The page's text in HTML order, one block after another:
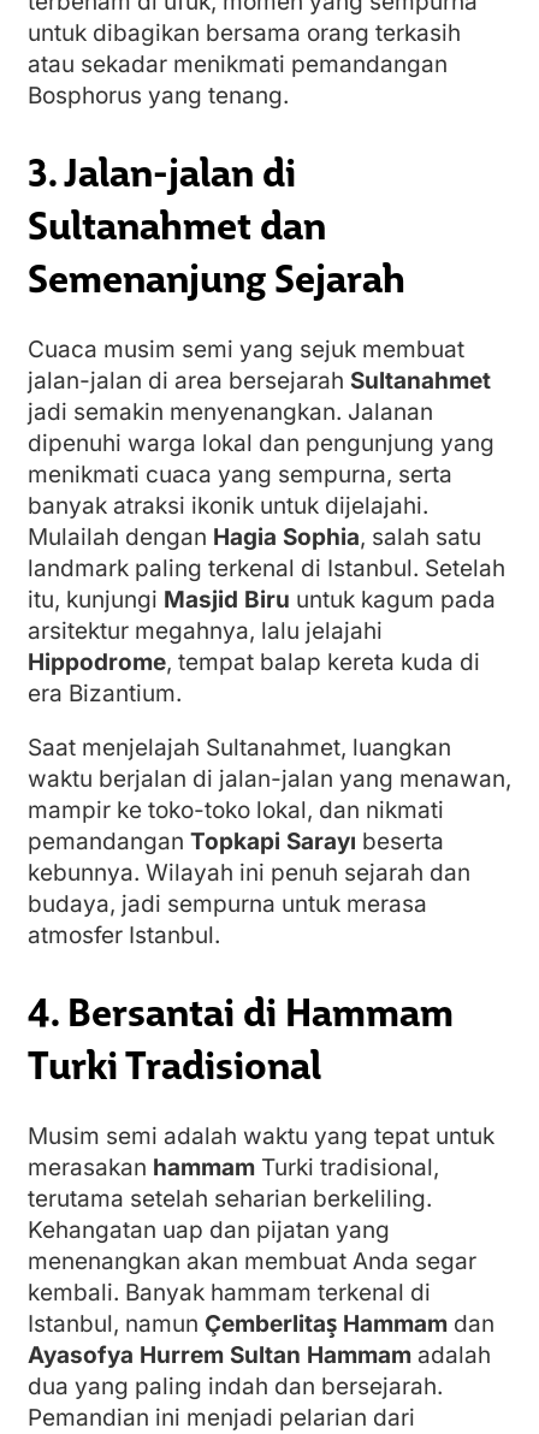
untuk dibagikan bersama orang terkasih
atau sekadar menikmati pemandangan
Bosphorus yang tenang.
3. Jalan-jalan di
Sultanahmet dan
Semenanjung Sejarah
Cuaca musim semi yang sejuk membuat
jalan-jalan di area bersejarah Sultanahmet
jadi semakin menyenangkan. Jalanan
dipenuhi warga lokal dan pengunjung yang
menikmati cuaca yang sempurna, serta
banyak atraksi ikonik untuk dijelajahi.
Mulailah dengan Hagia Sophia, salah satu
landmark paling terkenal di Istanbul. Setelah
itu, kunjungi Masjid Biru untuk kagum pada
arsitektur megahnya, lalu jelajahi
Hippodrome, tempat balap kereta kuda di
era Bizantium.
Saat menjelajah Sultanahmet, luangkan
waktu berjalan di jalan-jalan yang menawan,
mampir ke toko-toko lokal, dan nikmati
pemandangan Topkapi Sarayı beserta
kebunnya. Wilayah ini penuh sejarah dan
budaya, jadi sempurna untuk merasa
atmosfer Istanbul.
4. Bersantai di Hammam
Turki Tradisional
Musim semi adalah waktu yang tepat untuk
merasakan hammam Turki tradisional,
terutama setelah seharian berkeliling.
Kehangatan uap dan pijatan yang
menenangkan akan membuat Anda segar
kembali. Banyak hammam terkenal di
Istanbul, namun Çemberlitaş Hammam dan
Ayasofya Hurrem Sultan Hammam adalah
dua yang paling indah dan bersejarah.
Pemandian ini menjadi pelarian dari